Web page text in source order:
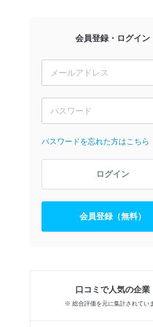
会員登録・ログイン
パスワードを忘れた方はこちら
ログイン
会員登録（無料）
口コミで人気の企業
※ 総合評価を元に集計されてい